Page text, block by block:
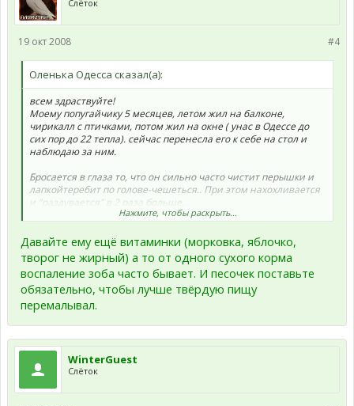
Слёток
#4
19 окт 2008
Оленька Одесса сказал(а):
всем здраствуйте!
Моему попугайчику 5 месяцев, летом жил на балконе,
чирикалл с птичками, потом жил на окне ( унас в Одессе до
сих пор до 22 тепла). сейчас перенесла его к себе на стол и
наблюдаю за ним.
Бросается в глаза то, что он сильно часто чистит перышки и
лапкойтеребит по голове-чешеться.. При этом нахохливается
и "раздувается" в 2 раза больше..
С виду птичка здоровая, активная, кушает хорошо, но только
знаю почему.
Нажмите, чтобы раскрыть...
Давайте ему ещё витаминки (морковка, яблочко,
творог не жирный) а то от одного сухого корма
воспаление зоба часто бывает. И песочек поставьте
обязательно, чтобы лучше твёрдую пищу
перемалывал.
WinterGuest
Слёток